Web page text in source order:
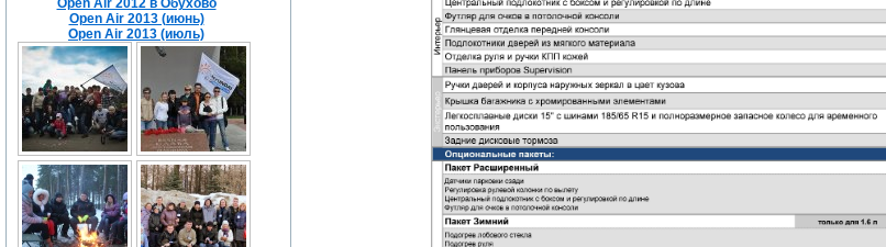
Open Air 2012 в Обухово
Open Air 2013 (июнь)
Open Air 2013 (июль)